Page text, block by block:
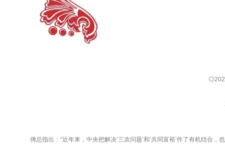
傅总指出：“近年来，中央把解决‘三农问题’和‘共同富裕’作了有机结合